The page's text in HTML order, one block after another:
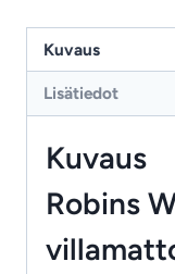
pyöreä
villamatto
luonnonläheiseen
määrä
Kuvaus
Lisätiedot
Kuvaus
Robins